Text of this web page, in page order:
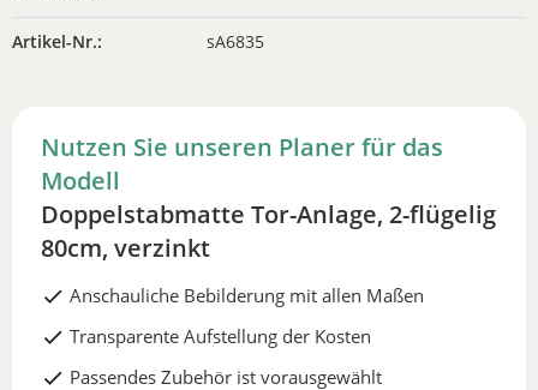
Artikel-Nr.: sA6835
Nutzen Sie unseren Planer für das
Modell
Doppelstabmatte Tor-Anlage, 2-flügelig
80cm, verzinkt
Anschauliche Bebilderung mit allen Maßen
Transparente Aufstellung der Kosten
Passendes Zubehör ist vorausgewählt